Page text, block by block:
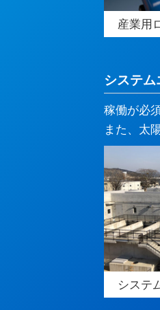
産業用
システ
稼働が必
また、太
システ